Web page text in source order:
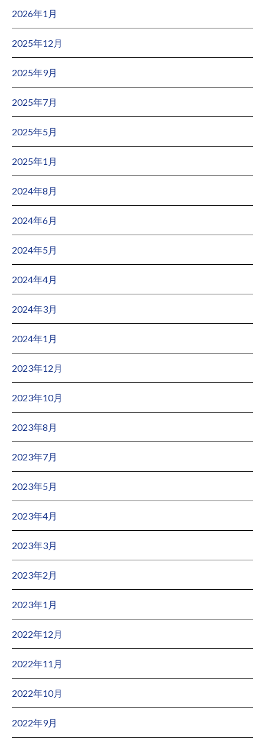
2026年1月
2025年12月
2025年9月
2025年7月
2025年5月
2025年1月
2024年8月
2024年6月
2024年5月
2024年4月
2024年3月
2024年1月
2023年12月
2023年10月
2023年8月
2023年7月
2023年5月
2023年4月
2023年3月
2023年2月
2023年1月
2022年12月
2022年11月
2022年10月
2022年9月